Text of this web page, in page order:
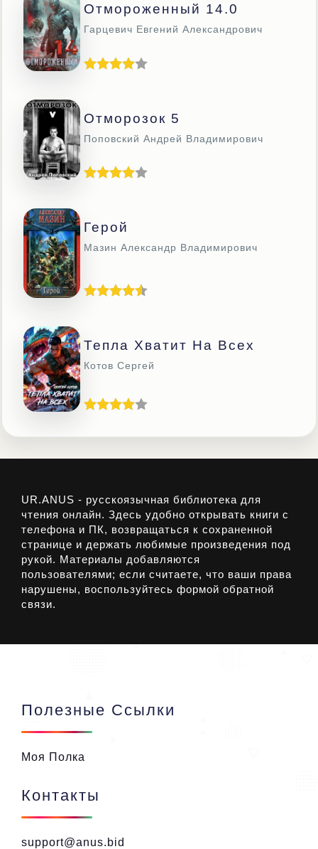
Отмороженный 14.0
Гарцевич Евгений Александрович
Отморозок 5
Поповский Андрей Владимирович
Герой
Мазин Александр Владимирович
Тепла Хватит На Всех
Котов Сергей
UR.ANUS - русскоязычная библиотека для
чтения онлайн. Здесь удобно открывать книги с
телефона и ПК, возвращаться к сохраненной
странице и держать любимые произведения под
рукой. Материалы добавляются
пользователями; если считаете, что ваши права
нарушены, воспользуйтесь формой обратной
связи.
Полезные Ссылки
Моя Полка
Контакты
support@anus.bid